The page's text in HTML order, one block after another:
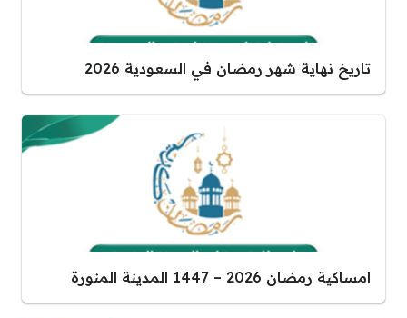
تاريخ نهاية شهر رمضان في السعودية 2026
امساكية رمضان 2026 – 1447 المدينة المنورة